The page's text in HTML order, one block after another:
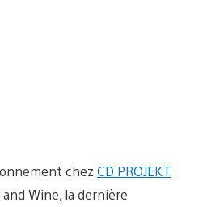
chez CD PROJEKT
Wine, la dernière